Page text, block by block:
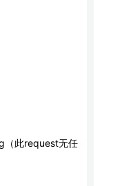
（此request无任